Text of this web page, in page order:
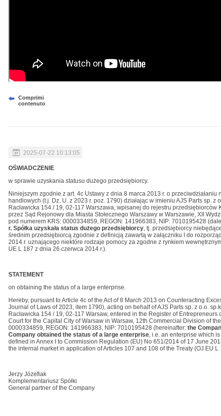
Comprimi
contenuto
2025-07-22 10:13:05
OŚWIADCZENIE
w sprawie uzyskania statusu dużego przedsiębiorcy.
Niniejszym zgodnie z art. 4c Ustawy z dnia 8 marca 2013 r. o
handlowych (t.j. Dz. U. z 2023 r. poz. 1790) działając w imieniu AJS Parts sp.
Racławicka 154 / 19, 02-117 Warszawa, wpisanej do rejestru
przez Sąd Rejonowy dla Miasta Stołecznego Warszawy w Warszawie, XII
pod numerem KRS: 0000334859, REGON: 141966383, NIP: 7010195428
r. Spółka uzyskała status dużego przedsiębiorcy, tj. przedsiębiorcy
średnim przedsiębiorcą zgodnie z definicją zawartą w załączniku I do
2014 r. uznającego niektóre rodzaje pomocy za zgodne z rynkiem
UE L 187 z dnia 26 czerwca 2014 r.).
STATEMENT
on obtaining the status of a large enterprise.
Hereby, pursuant to Article 4c of the Act of 8 March 2013 on Counteracting
Journal of Laws of 2023, item 1790), acting on behalf of AJS Parts sp. z o.o.
Racławicka 154 / 19, 02-117 Warsaw, entered in the Register of
Court for the Capital City of Warsaw in Warsaw, 12th Commercial Division of
0000334859, REGON: 141966383, NIP: 7010195428 (hereinafter: the
Company obtained the status of a large enterprise, i.e. an enterprise which
defined in Annex I to Commission Regulation (EU) No 651/2014 of 17 June
the internal market in application of Articles 107 and 108 of the Treaty (OJ EU
Jerzy Józefiak
Komplementariusz Spółki
General partner of the Company